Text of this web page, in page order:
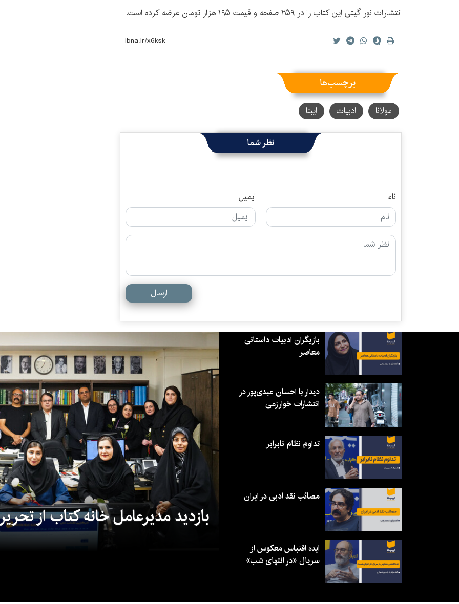
انتشارات نور گیتی این کتاب را در ۲۵۹ صفحه و قیمت ۱۹۵ هزار تومان عرضه کرده است.
برچسب‌ها
مولانا ادبیات ایبنا
نظر شما
نام ایمیل
ارسال
بازدید مدیرعامل خانه کتاب از
بازیگران ادبیات داستانی
معاصر
دیدار با احسان عبدی‌پور در
انتشارات خوارزمی
تداوم نظام نابرابر
مصائب نقد ادبی در ایران
ایده اقتباس معکوس از
سریال «در انتهای شب»